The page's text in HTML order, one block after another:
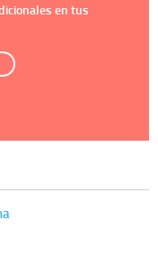
en tus